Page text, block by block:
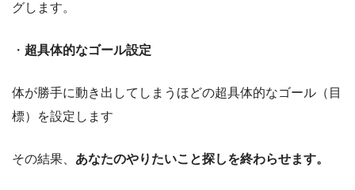
グします。
・ 超具体的なゴール設定
体が勝手に動き出してしまうほどの超具体的なゴール（目
標）を設定します
その結果、 あなたのやりたいこと探しを終わらせます。